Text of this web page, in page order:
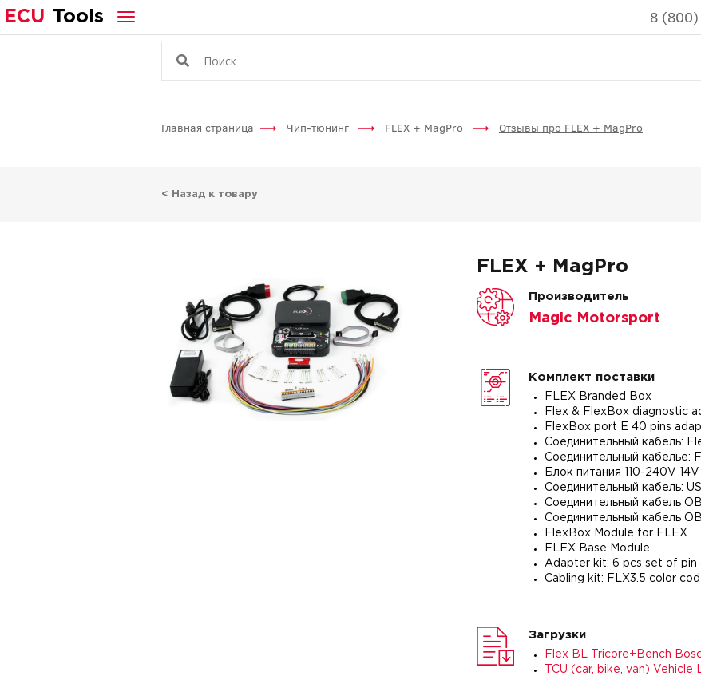
ECU Tools 8
Главная страница Чип-тюнинг FLEX + MagPro Отзывы про FLEX + MagPro
< Назад к товару
FLEX + MagPro
Производитель
Magic Motorsport
Комплект поставки
FLEX Branded Box
Flex & FlexBox diagnostic
FlexBox port E 40 pins
Соединительный кабель:
Соединительный кабельe:
Блок питания 110-240V
Соединительный кабель:
Соединительный кабель
Соединительный кабель
FlexBox Module for FLEX
FLEX Base Module
Adapter kit: 6 pcs set of pin
Cabling kit: FLX3.5 color
Загрузки
Flex BL Tricore+Bench
TCU (car, bike, van) Vehicle